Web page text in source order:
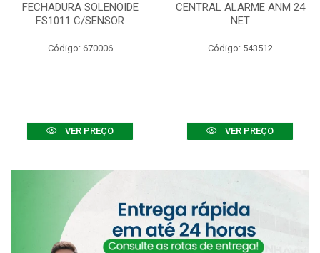
FECHADURA SOLENOIDE
FS1011 C/SENSOR
Código: 670006
VER PREÇO
CENTRAL ALARME ANM 24
NET
Código: 543512
VER PREÇO